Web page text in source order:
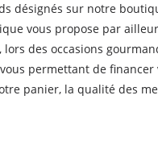
désignés sur notre
vous propose par
des occasions
permettant de financer
panier, la qualité des